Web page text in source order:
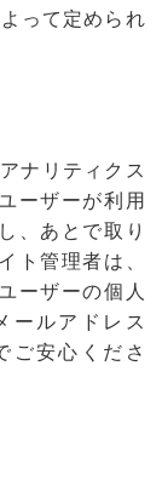
って定められ
ナリティクス
ーザーが利用
、あとで取り
ト管理者は、
ーザーの個人
ールアドレス
ご安心くださ